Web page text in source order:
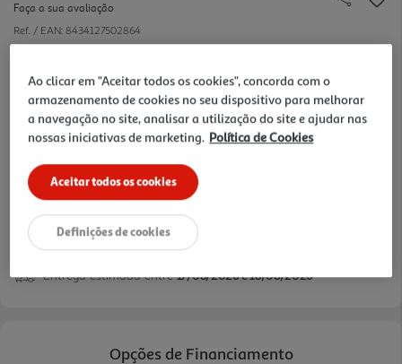
Faça a sua avaliação
Ref. / EAN: 8434127502864
play store;
89,99 €
Entrega estimada entre17/08/2026 e 18/08/2026
Opções de Financiamento
Ao clicar em "Aceitar todos os cookies", concorda com o
armazenamento de cookies no seu dispositivo para melhorar
a navegação no site, analisar a utilização do site e ajudar nas
nossas iniciativas de marketing. Política de Cookies
Aceitar todos os cookies
Definições de cookies